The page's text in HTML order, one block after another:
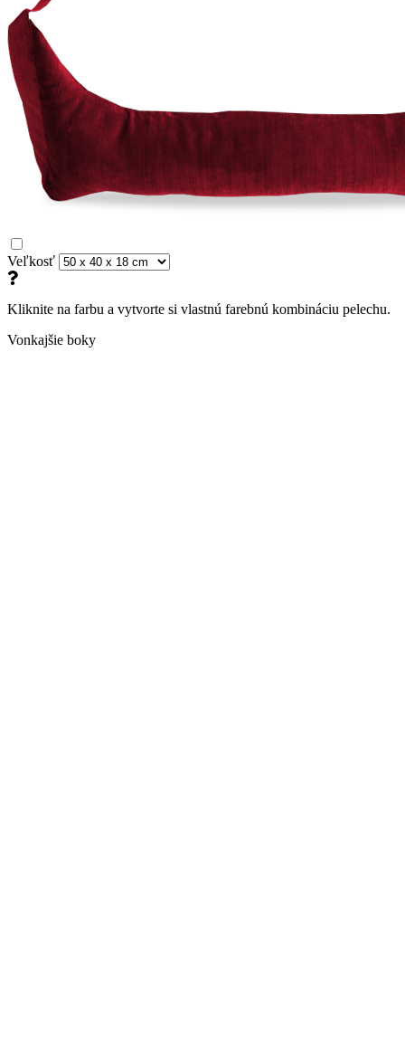
Veľkosť
Kliknite na farbu a vytvorte si vlastnú farebnú kombináciu pelechu.
Vonkajšie boky